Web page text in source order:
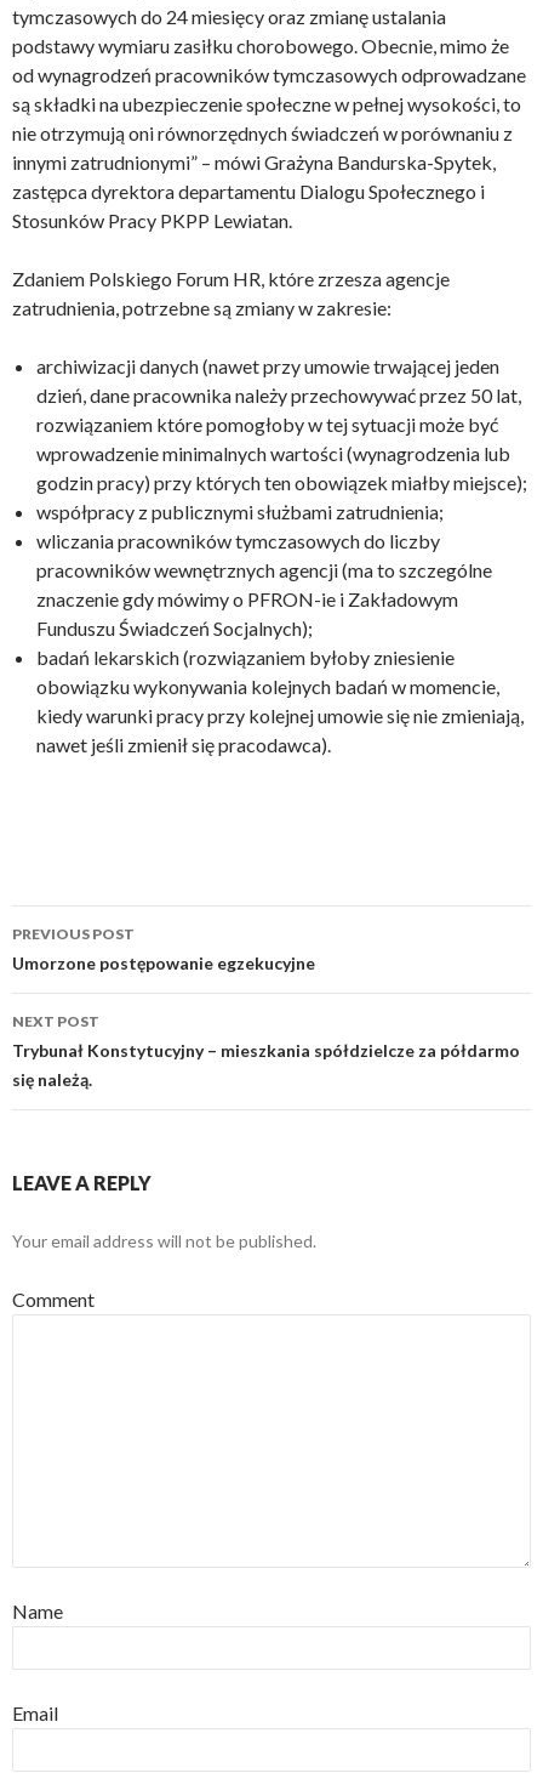
tymczasowych do 24 miesięcy oraz zmianę ustalania
podstawy wymiaru zasiłku chorobowego. Obecnie, mimo że
od wynagrodzeń pracowników tymczasowych odprowadzane
są składki na ubezpieczenie społeczne w pełnej wysokości, to
nie otrzymują oni równorzędnych świadczeń w porównaniu z
innymi zatrudnionymi” – mówi Grażyna Bandurska-Spytek,
zastępca dyrektora departamentu Dialogu Społecznego i
Stosunków Pracy PKPP Lewiatan.
Zdaniem Polskiego Forum HR, które zrzesza agencje
zatrudnienia, potrzebne są zmiany w zakresie:
archiwizacji danych (nawet przy umowie trwającej jeden
dzień, dane pracownika należy przechowywać przez 50 lat,
rozwiązaniem które pomogłoby w tej sytuacji może być
wprowadzenie minimalnych wartości (wynagrodzenia lub
godzin pracy) przy których ten obowiązek miałby miejsce);
współpracy z publicznymi służbami zatrudnienia;
wliczania pracowników tymczasowych do liczby
pracowników wewnętrznych agencji (ma to szczególne
znaczenie gdy mówimy o PFRON-ie i Zakładowym
Funduszu Świadczeń Socjalnych);
badań lekarskich (rozwiązaniem byłoby zniesienie
obowiązku wykonywania kolejnych badań w momencie,
kiedy warunki pracy przy kolejnej umowie się nie zmieniają,
nawet jeśli zmienił się pracodawca).
Post
navigation
PREVIOUS POST
Umorzone postępowanie egzekucyjne
NEXT POST
Trybunał Konstytucyjny – mieszkania spółdzielcze za półdarmo
się należą.
LEAVE A REPLY
Your email address will not be published.
Comment
Name
Email